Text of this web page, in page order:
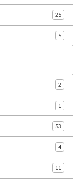
25
5
2
1
53
4
11